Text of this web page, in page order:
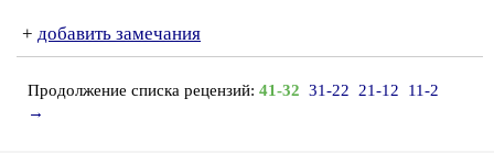
+ добавить замечания
Продолжение списка рецензий: 41-32 31-22 21-12
11-2
→